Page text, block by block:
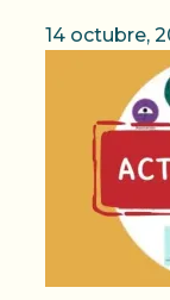
14 octubre,